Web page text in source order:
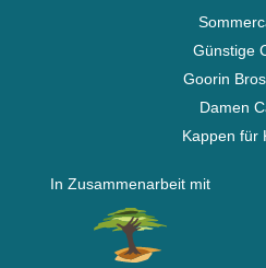
Günstige
Goorin
Damen
Kappen für
In Zusammenarbeit mit